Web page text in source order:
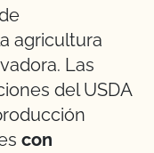
agricultura
Las
del USDA
con